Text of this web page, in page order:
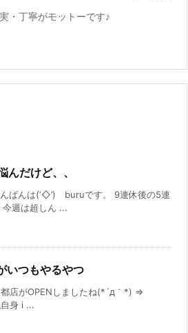
・丁寧がモットーです♪
んだけど、、
ばんは(‘◇’)ゞburuです。 9連休後の5連
今週は超しん ...
いつもやるやつ
店がOPENしましたね(*´д｀*) ⇒
身 i ...